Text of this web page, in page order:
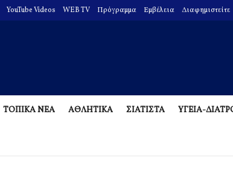
YouTube Videos WEB TV Πρόγραμμα Εμβέλεια Διαφημιστείτε
ΤΟΠΙΚΑ ΝΕΑ ΑΘΛΗΤΙΚΑ ΣΙΑΤΙΣΤΑ ΥΓΕΙΑ-